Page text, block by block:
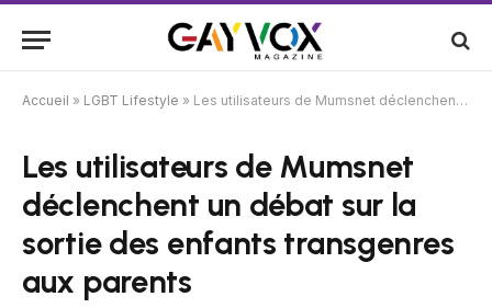
Accueil » LGBT Lifestyle » Les utilisateurs de Mumsnet déclenchent un débat sur la sortie des enfants transgenres aux parents
Les utilisateurs de Mumsnet
déclenchent un débat sur la
sortie des enfants transgenres
aux parents